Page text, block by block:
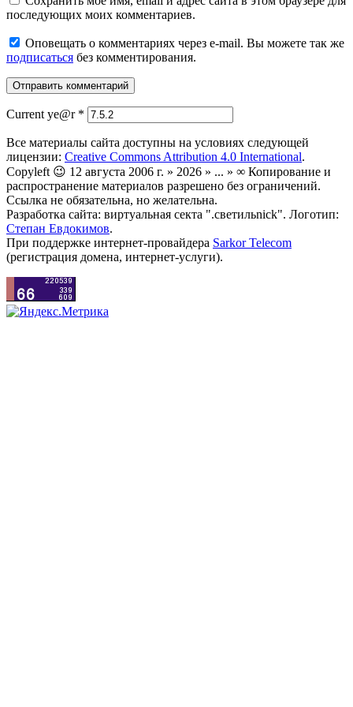
последующих моих комментариев.
Оповещать о комментариях через e-mail. Вы можете так же
подписаться без комментирования.
Current ye@r *
Все материалы сайта доступны на условиях следующей
лицензии: Creative Commons Attribution 4.0 International.
Copyleft 😉 12 августа 2006 г. » 2026 » ... » ∞ Копирование и
распространение материалов разрешено без ограничений.
Ссылка не обязательна, но желательна.
Разработка сайта: виртуальная секта ".светильnick". Логотип:
Степан Евдокимов.
При поддержке интернет-провайдера Sarkor Telecom
(регистрация домена, интернет-услуги).